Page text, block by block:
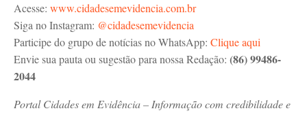
Acesse: www.cidadesemevidencia.com.br
Siga no Instagram: @cidadesemevidencia
Participe do grupo de notícias no WhatsApp: Clique aqui
Envie sua pauta ou sugestão para nossa Redação: (86) 99486-
2044
Portal Cidades em Evidência – Informação com credibilidade e